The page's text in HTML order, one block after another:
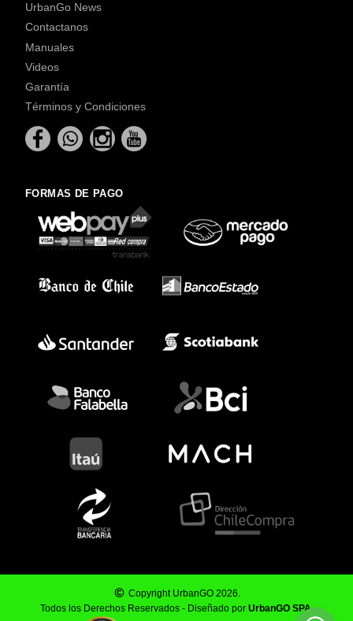
UrbanGo News
Contactanos
Manuales
Videos
Garantía
Términos y Condiciones
FORMAS DE PAGO
Copyright UrbanGO 2026.
Todos los Derechos Reservados - Diseñado por UrbanGO SPA.